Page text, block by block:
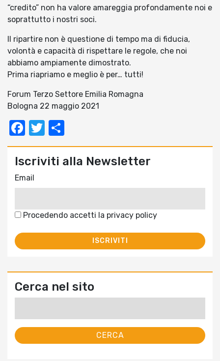
“credito” non ha valore amareggia profondamente noi e
soprattutto i nostri soci.
Il ripartire non è questione di tempo ma di fiducia,
volontà e capacità di rispettare le regole, che noi
abbiamo ampiamente dimostrato.
Prima riapriamo e meglio è per… tutti!
Forum Terzo Settore Emilia Romagna
Bologna 22 maggio 2021
Facebook
Twitter
Iscriviti alla Newsletter
Email
Procedendo accetti la privacy policy
Cerca nel sito